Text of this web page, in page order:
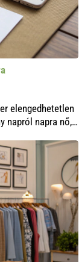
elengedhetetlen
napról napra nő,